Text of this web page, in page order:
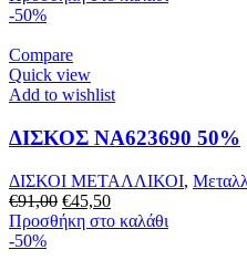
-50%
Compare
Quick view
Add to wishlist
ΔΙΣΚΟΣ NA623690 50%
ΔΙΣΚΟΙ ΜΕΤΑΛΛΙΚΟΙ,
€91,00 Original
price
€45,50Η
τρέχουσα
Προσθήκη στο καλάθι
-50%